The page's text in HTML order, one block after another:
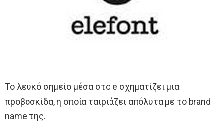
Το λευκό σημείο μέσα στο e σχηματίζει μια
προβοσκίδα, η οποία ταιριάζει απόλυτα με το brand
name της.